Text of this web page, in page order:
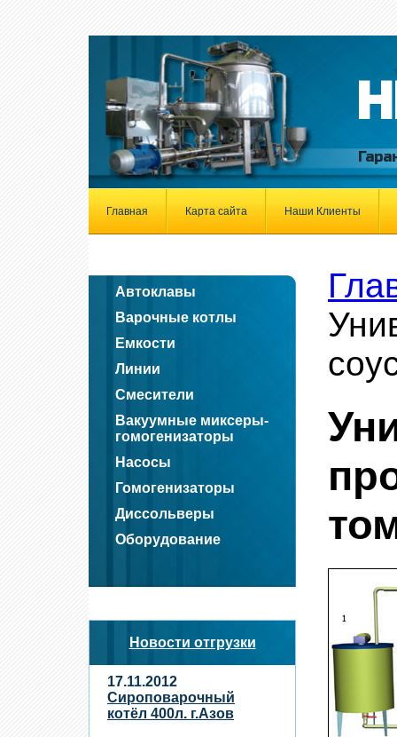
Главная Карта сайта Наши Клиенты
Автоклавы
Варочные котлы
Емкости
Линии
Смесители
Вакуумные миксеры-
гомогенизаторы
Насосы
Гомогенизаторы
Диссольверы
Оборудование
Новости отгрузки
17.11.2012
Сироповарочный
котёл 400л. г.Азов